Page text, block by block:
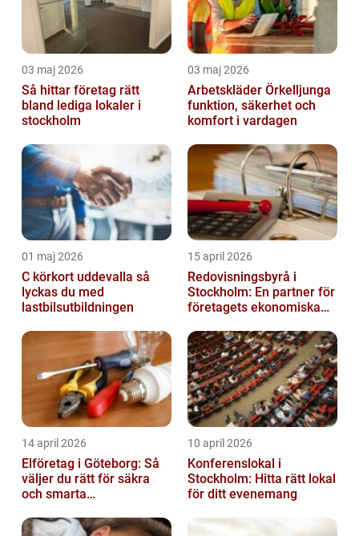
03 maj 2026
Så hittar företag rätt
bland lediga lokaler i
stockholm
03 maj 2026
Arbetskläder Örkelljunga
funktion, säkerhet och
komfort i vardagen
01 maj 2026
C körkort uddevalla så
lyckas du med
lastbilsutbildningen
15 april 2026
Redovisningsbyrå i
Stockholm: En partner för
företagets ekonomiska
14 april 2026
Elföretag i Göteborg: Så
väljer du rätt för säkra
och smarta
10 april 2026
Konferenslokal i
Stockholm: Hitta rätt lokal
för ditt evenemang